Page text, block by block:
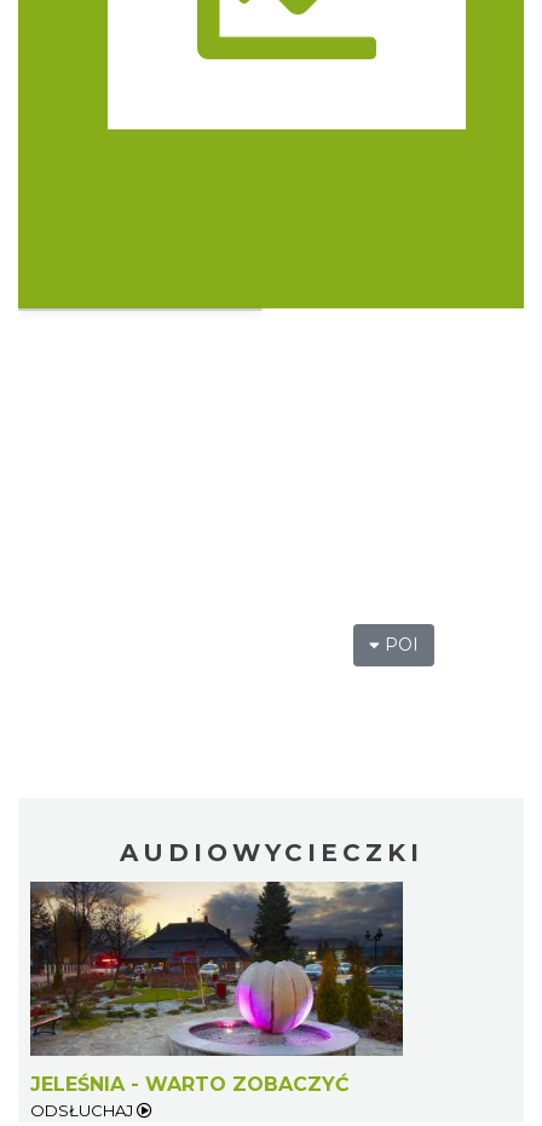
POI
AUDIOWYCIECZKI
JELEŚNIA - WARTO ZOBACZYĆ
ODSŁUCHAJ